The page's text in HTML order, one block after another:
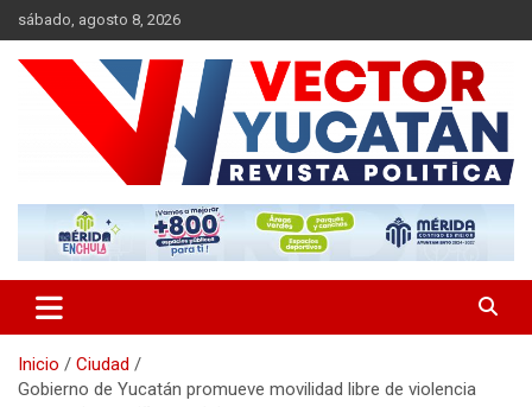
Saltar
al
contenido
sábado, agosto 8, 2026
Vector Yucatán
Inicio
Ciudad
Gobierno de Yucatán promueve movilidad libre de violencia